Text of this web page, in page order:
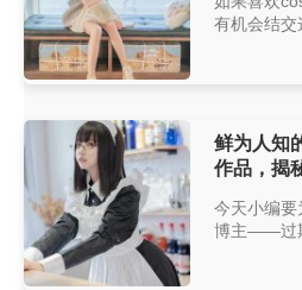
有机会结交
鲜为人知
作品，揭
今天小编
博主——过